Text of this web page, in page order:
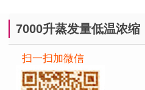
7000升蒸发量低温浓缩
扫一扫加微信